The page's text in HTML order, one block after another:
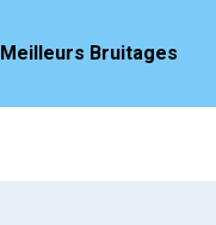
Meilleurs Bruitages